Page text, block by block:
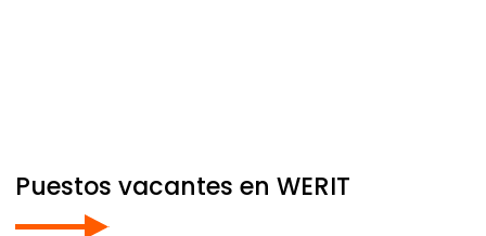
Puestos vacantes en WERIT